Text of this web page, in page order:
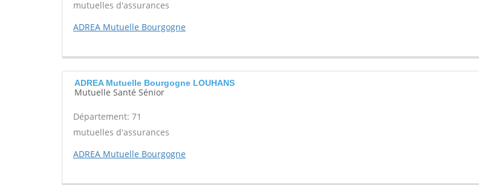
mutuelles d'assurances
ADREA Mutuelle Bourgogne
ADREA Mutuelle Bourgogne LOUHANS
Mutuelle Santé Sénior
Département: 71
mutuelles d'assurances
ADREA Mutuelle Bourgogne